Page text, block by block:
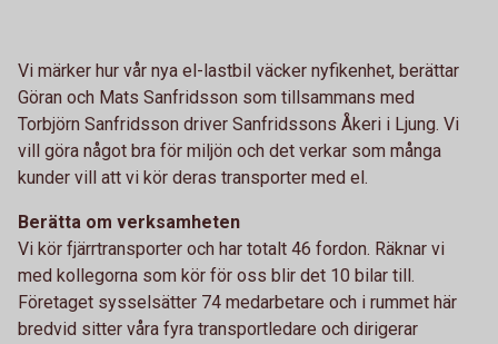
Vi märker hur vår nya el-lastbil väcker nyfikenhet, berättar
Göran och Mats Sanfridsson som tillsammans med
Torbjörn Sanfridsson driver Sanfridssons Åkeri i Ljung. Vi
vill göra något bra för miljön och det verkar som många
kunder vill att vi kör deras transporter med el.
Berätta om verksamheten
Vi kör fjärrtransporter och har totalt 46 fordon. Räknar vi
med kollegorna som kör för oss blir det 10 bilar till.
Företaget sysselsätter 74 medarbetare och i rummet här
bredvid sitter våra fyra transportledare och dirigerar